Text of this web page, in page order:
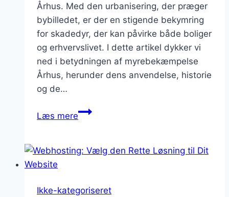
Århus. Med den urbanisering, der præger
bybilledet, er der en stigende bekymring
for skadedyr, der kan påvirke både boliger
og erhvervslivet. I dette artikel dykker vi
ned i betydningen af myrebekæmpelse
Århus, herunder dens anvendelse, historie
og de…
Læs mereMyrebekæmpelse
En
Ikke-kategoriseret